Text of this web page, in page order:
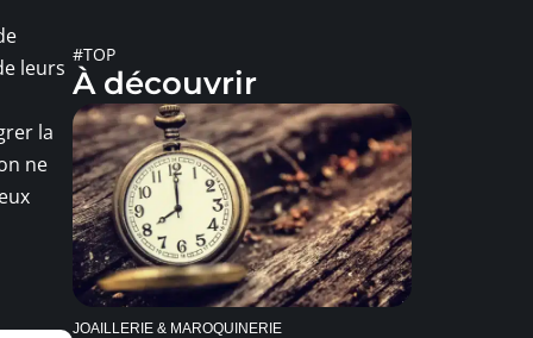
leurs
la
ne
#TOP
À découvrir
JOAILLERIE & MAROQUINERIE